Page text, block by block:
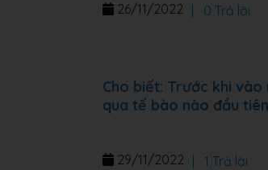
26/11/2022 0 Trả lời
Cho biết: Trước khi
qua tế bào nào đầu
29/11/2022 1 Trả lời